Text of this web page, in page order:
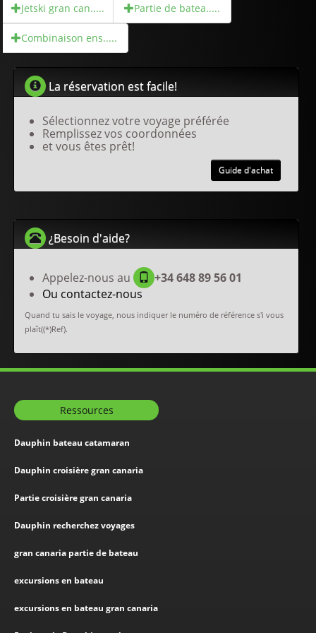
Jetski gran can..... Partie de batea.....
Combinaison ens.....
La réservation est facile!
Sélectionnez votre voyage préférée
Remplissez vos coordonnées
et vous êtes prêt!
Guide d'achat
¿Besoin d'aide?
Appelez-nous au
+34 648 89 56 01
Ou contactez-nous
Quand tu sais le voyage, nous indiquer le numéro de référence s'i vous
plaît((*)Ref).
Ressources
Dauphin bateau catamaran
Dauphin croisière gran canaria
Partie croisière gran canaria
Dauphin recherchez voyages
gran canaria partie de bateau
excursions en bateau
excursions en bateau gran canaria